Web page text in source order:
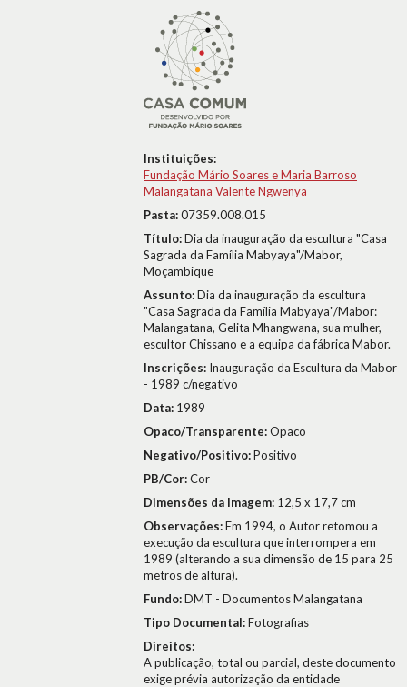
Instituições:
Fundação Mário Soares e Maria Barroso
Malangatana Valente Ngwenya
Pasta:07359.008.015
Título:Dia da inauguração da escultura "Casa
Sagrada da Família Mabyaya"/Mabor,
Moçambique
Assunto:Dia da inauguração da escultura
"Casa Sagrada da Família Mabyaya"/Mabor:
Malangatana, Gelita Mhangwana, sua mulher,
escultor Chissano e a equipa da fábrica Mabor.
Inscrições: Inauguração da Escultura da Mabor
- 1989 c/negativo
Data: 1989
Opaco/Transparente:Opaco
Negativo/Positivo:Positivo
PB/Cor:Cor
Dimensões da Imagem: 12,5 x 17,7 cm
Observações:Em 1994, o Autor retomou a
execução da escultura que interrompera em
1989 (alterando a sua dimensão de 15 para 25
metros de altura).
Fundo:DMT - Documentos Malangatana
Tipo Documental:Fotografias
Direitos:
A publicação, total ou parcial, deste documento
exige prévia autorização da entidade